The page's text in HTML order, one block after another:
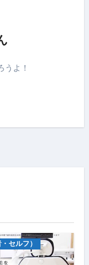
うよ！
セルフ）